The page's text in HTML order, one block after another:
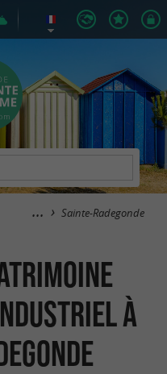
Sainte-Radegonde
à